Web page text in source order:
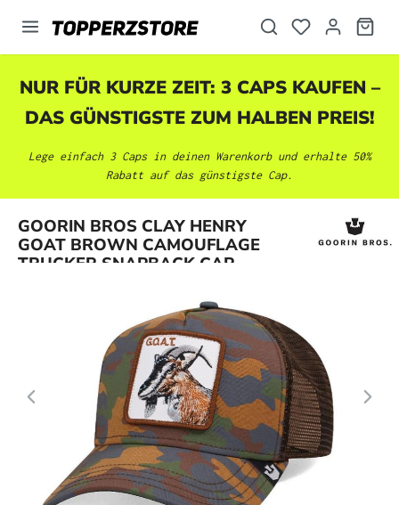
springen
NUR FÜR KURZE ZEIT: 3 CAPS KAUFEN –
DAS GÜNSTIGSTE ZUM HALBEN PREIS!
Lege einfach 3 Caps in deinen Warenkorb und erhalte 50%
Rabatt auf das günstigste Cap.
GOORIN BROS CLAY HENRY
GOAT BROWN CAMOUFLAGE
TRUCKER SNAPBACK CAP
Bildergalerie überspringen